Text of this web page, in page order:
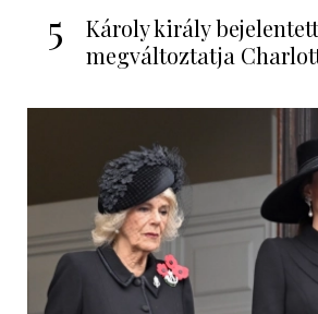
5
Károly király
megváltoztatja